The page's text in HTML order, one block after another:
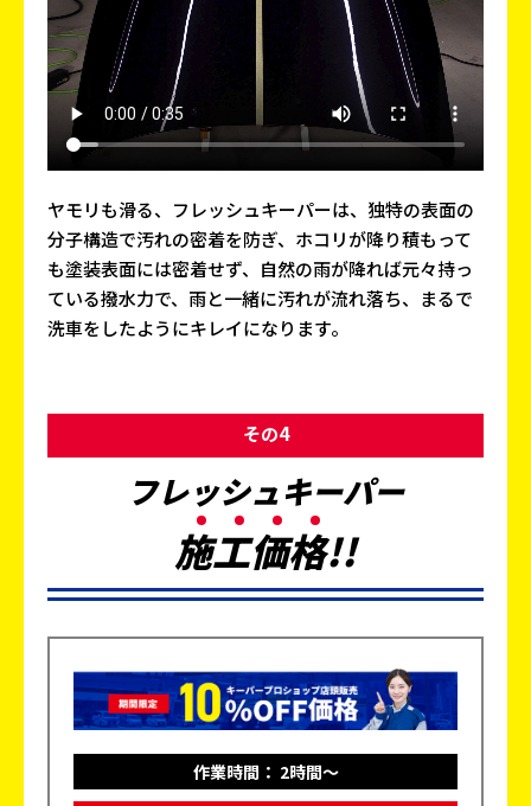
ヤモリも滑る、フレッシュキーパーは、独特の表面の
分子構造で汚れの密着を防ぎ、ホコリが降り積もって
も塗装表面には密着せず、自然の雨が降れば元々持っ
ている撥水力で、雨と一緒に汚れが流れ落ち、まるで
洗車をしたようにキレイになります。
その4
フレッシュキーパー
施工価格!!
作業時間： 2時間～